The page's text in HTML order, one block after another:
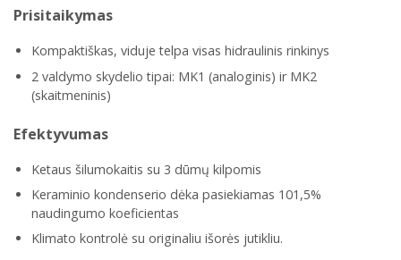
Prisitaikymas
Kompaktiškas, viduje telpa visas hidraulinis rinkinys
2 valdymo skydelio tipai: MK1 (analoginis) ir MK2
(skaitmeninis)
Efektyvumas
Ketaus šilumokaitis su 3 dūmų kilpomis
Keraminio kondenserio dėka pasiekiamas 101,5%
naudingumo koeficientas
Klimato kontrolė su originaliu išorės jutikliu.